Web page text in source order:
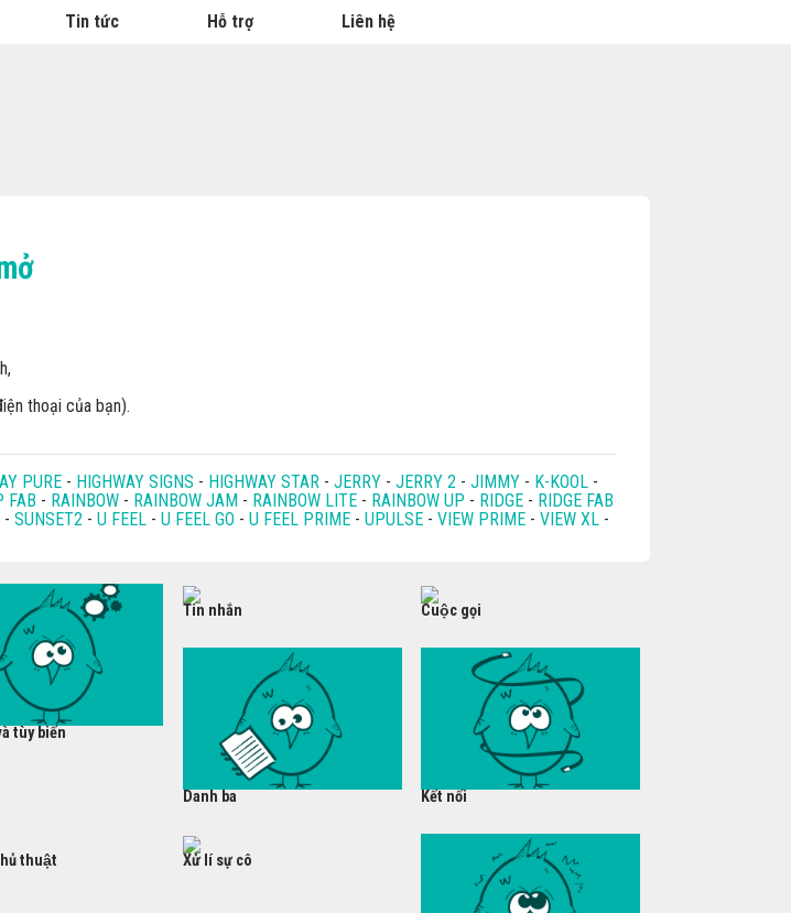
Tin tức Hỗ trợ Liên hệ
thoại của bạn).
PURE - HIGHWAY SIGNS - HIGHWAY STAR -JERRY -JERRY 2 -JIMMY - K-KOOL -
FAB - RAINBOW - RAINBOW JAM - RAINBOW LITE - RAINBOW UP - RIDGE - RIDGE FAB
-SUNSET2 -U FEEL -U FEEL GO -U FEEL PRIME -UPULSE -VIEW PRIME -VIEW XL -
tùy biến
Tin nhắn Cuộc gọi
Danh ba Kết nối
thuật Xử lí sự cô